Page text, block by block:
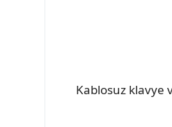
Kablosuz klavye